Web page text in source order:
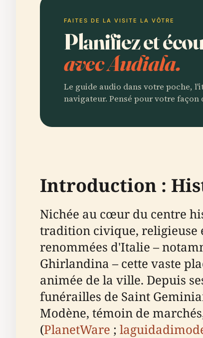
FAITES DE LA VISITE LA VÔTRE
Planifiez et
avec Audiala.
Le guide audio dans votre poche,
navigateur. Pensé pour votre façon
Introduction :
Nichée au cœur du centre
tradition civique, religieuse
renommées d'Italie –
Ghirlandina – cette vaste
animée de la ville. Depuis
funérailles de Saint
Modène, témoin de
(PlanetWare ;